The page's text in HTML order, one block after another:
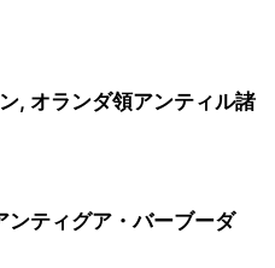
, オランダ領アンティル諸
ンティグア・バーブーダ